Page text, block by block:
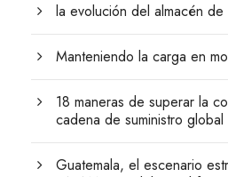
la evolución del almacén
Manteniendo la carga en
18 maneras de superar la
cadena de suministro global
Guatemala, el escenario